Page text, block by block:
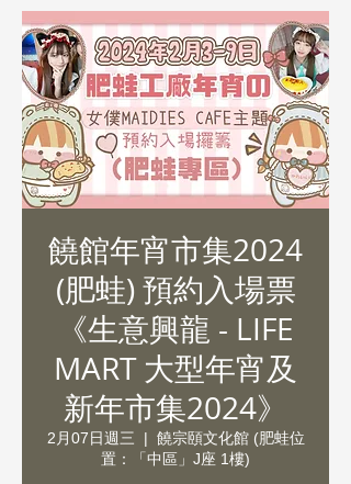
饒館年宵市集2024
(肥蛙) 預約入場票
《生意興龍 - LIFE
MART 大型年宵及
新年市集2024》
2月07日週三
  |
饒宗頤文化館 (肥蛙位
置：「中區」J座 1樓)